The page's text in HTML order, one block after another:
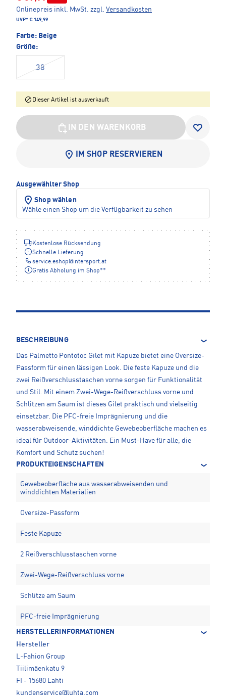
Onlinepreis inkl. MwSt. zzgl. Versandkosten
UVP* € 149,99
Farbe: Beige
Größe:
38
Dieser Artikel ist ausverkauft
IN DEN WARENKORB
IM SHOP RESERVIEREN
Ausgewählter Shop
Shop wählen
Wähle einen Shop um die Verfügbarkeit zu sehen
Kostenlose Rücksendung
Schnelle Lieferung
service.eshop@ intersport.at
Gratis Abholung im Shop**
BESCHREIBUNG
Das Palmetto Pontotoc Gilet mit Kapuze bietet eine Oversize-
Passform für einen lässigen Look. Die feste Kapuze und die
zwei Reißverschlusstaschen vorne sorgen für Funktionalität
und Stil. Mit einem Zwei-Wege-Reißverschluss vorne und
Schlitzen am Saum ist dieses Gilet praktisch und vielseitig
einsetzbar. Die PFC-freie Imprägnierung und die
wasserabweisende, winddichte Gewebeoberfläche machen es
ideal für Outdoor-Aktivitäten. Ein Must-Have für alle, die
Komfort und Schutz suchen!
PRODUKTEIGENSCHAFTEN
Gewebeoberfläche aus wasserabweisenden und
winddichten Materialien
Oversize-Passform
Feste Kapuze
2 Reißverschlusstaschen vorne
Zwei-Wege-Reißverschluss vorne
Schlitze am Saum
PFC-freie Imprägnierung
HERSTELLERINFORMATIONEN
Hersteller
L-Fahion Group
Tiilimäenkatu 9
FI - 15680 Lahti
kundenservice@luhta.com